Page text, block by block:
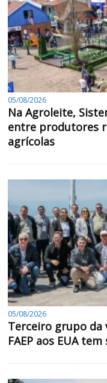
05/08/2026
Na Agroleite,
entre produtores
agrícolas
05/08/2026
Terceiro grupo da
FAEP aos EUA